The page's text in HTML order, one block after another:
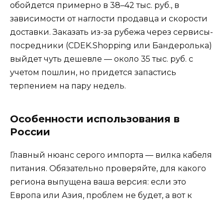
обойдется примерно в 38–42 тыс. руб., в
зависимости от наглости продавца и скорости
доставки. Заказать из-за рубежа через сервисы-
посредники (CDEK.Shopping или Бандеролька)
выйдет чуть дешевле — около 35 тыс. руб. с
учетом пошлин, но придется запастись
терпением на пару недель.
Особенности использования в
России
Главный нюанс серого импорта — вилка кабеля
питания. Обязательно проверяйте, для какого
региона выпущена ваша версия: если это
Европа или Азия, проблем не будет, а вот к